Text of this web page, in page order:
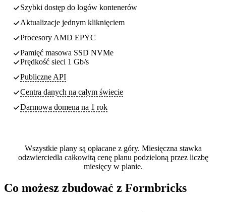
Szybki dostęp do logów kontenerów
Aktualizacje jednym kliknięciem
Procesory AMD EPYC
Pamięć masowa SSD NVMe
Prędkość sieci 1 Gb/s
Publiczne API
Centra danych na całym świecie
Darmowa domena na 1 rok
Wszystkie plany są opłacane z góry. Miesięczna stawka
odzwierciedla całkowitą cenę planu podzieloną przez liczbę
miesięcy w planie.
Co możesz zbudować z Formbricks